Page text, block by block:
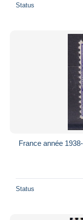
Status
France année
Status